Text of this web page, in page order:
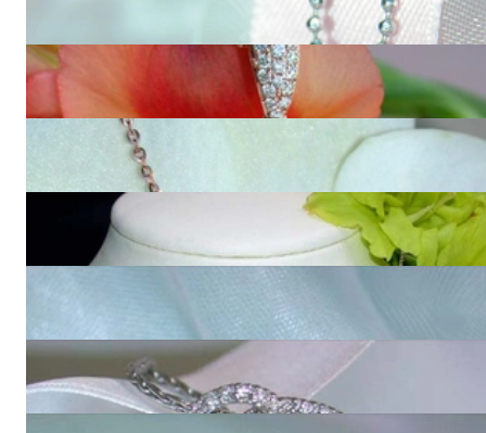
Extravaganter Tahitiperle Anhänger mit Brillanten
5.040,00 €
Edler Tahitperle Anhänger mit Diamanten an Kette
Stattlicher Tahitiperle Anhänger mit Diamanten
4.620,00 €
Eleganter Tahitiperle Anhänger mit Brillanten in Weißgold 750
Verspielter Tahitiperle Brillanten Anhänger
3.150,00 €